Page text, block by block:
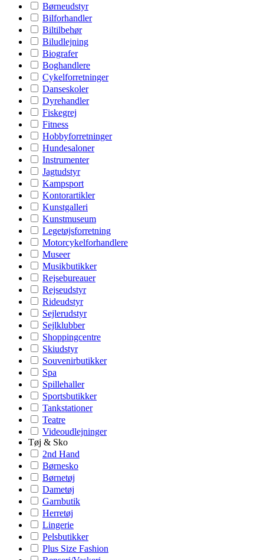
Børneudstyr
Bilforhandler
Biltilbehør
Biludlejning
Biografer
Boghandlere
Cykelforretninger
Danseskoler
Dyrehandler
Fiskegrej
Fitness
Hobbyforretninger
Hundesaloner
Instrumenter
Jagtudstyr
Kampsport
Kontorartikler
Kunstgalleri
Kunstmuseum
Legetøjsforretning
Motorcykelforhandlere
Museer
Musikbutikker
Rejsebureauer
Rejseudstyr
Rideudstyr
Sejlerudstyr
Sejlklubber
Shoppingcentre
Skiudstyr
Souvenirbutikker
Spa
Spillehaller
Sportsbutikker
Tankstationer
Teatre
Videoudlejninger
Tøj & Sko
2nd Hand
Børnesko
Børnetøj
Dametøj
Garnbutik
Herretøj
Lingerie
Pelsbutikker
Plus Size Fashion